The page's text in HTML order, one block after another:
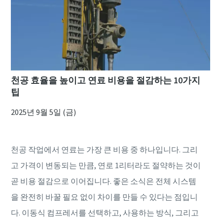
천공 효율을 높이고 연료 비용을 절감하는 10가지
팁
2025년 9월 5일 (금)
천공 작업에서 연료는 가장 큰 비용 중 하나입니다. 그리
고 가격이 변동되는 만큼, 연로 1리터라도 절약하는 것이
곧 비용 절감으로 이어집니다. 좋은 소식은 전체 시스템
을 완전히 바꿀 필요 없이 차이를 만들 수 있다는 점입니
다. 이동식 컴프레서를 선택하고, 사용하는 방식, 그리고